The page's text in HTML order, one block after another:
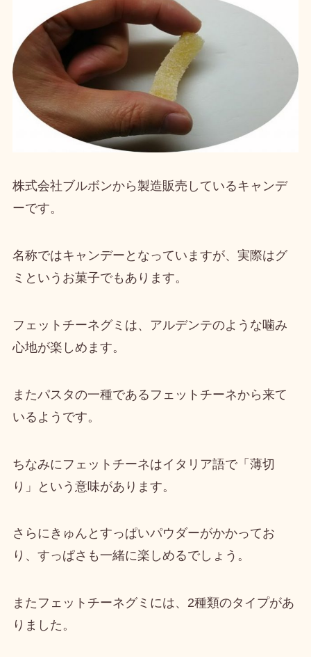
株式会社ブルボンから製造販売しているキャンデ
ーです。
名称ではキャンデーとなっていますが、実際はグ
ミというお菓子でもあります。
フェットチーネグミは、 アルデンテのような噛み
心地が楽しめます。
またパスタの一種であるフェットチーネから来て
いるようです。
ちなみに フェットチーネはイタリア語で「薄切
り」という意味があります。
さらにきゅんとすっぱいパウダーがかかってお
り、すっぱさも一緒に楽しめるでしょう。
またフェットチーネグミには、2種類のタイプがあ
りました。